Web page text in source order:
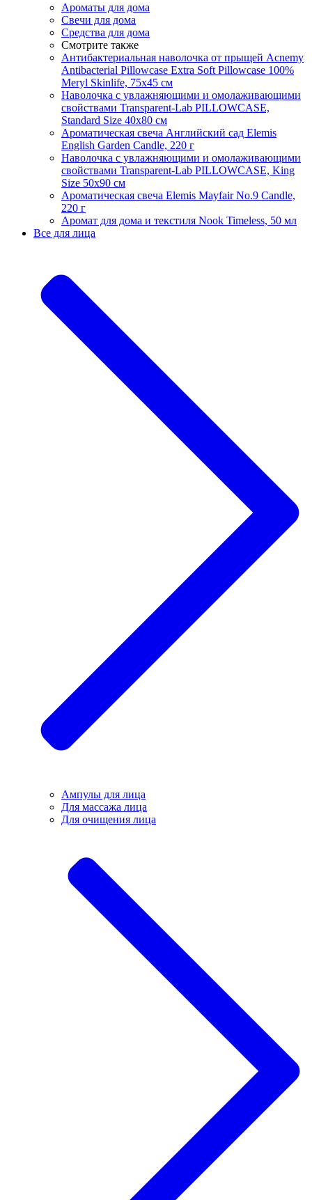
Ароматы для дома
Свечи для дома
Средства для дома
Смотрите также
Антибактериальная наволочка от прыщей Acnemy
Antibacterial Pillowcase Extra Soft Pillowcase 100%
Meryl Skinlife, 75х45 см
Наволочка с увлажняющими и омолаживающими
свойствами Transparent-Lab PILLOWCASE,
Standard Size 40x80 см
Ароматическая свеча Английский сад Elemis
English Garden Candle, 220 г
Наволочка с увлажняющими и омолаживающими
свойствами Transparent-Lab PILLOWCASE, King
Size 50x90 см
Ароматическая свеча Elemis Mayfair No.9 Candle,
220 г
Аромат для дома и текстиля Nook Timeless, 50 мл
Все для лица
Ампулы для лица
Для массажа лица
Для очищения лица